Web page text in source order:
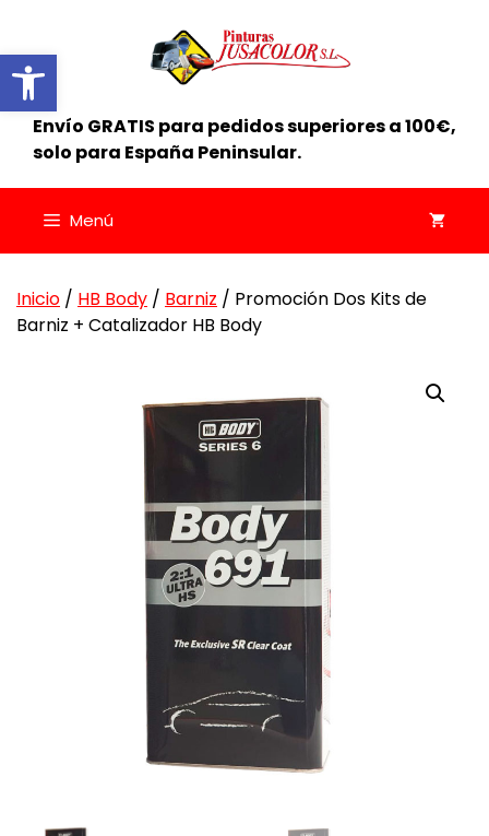
Abrir barra de herramientas
contenido
Envío GRATIS para pedidos superiores a 100€,
solo para España Peninsular.
Menú
Inicio / HB Body / Barniz / Promoción Dos Kits de
Barniz + Catalizador HB Body